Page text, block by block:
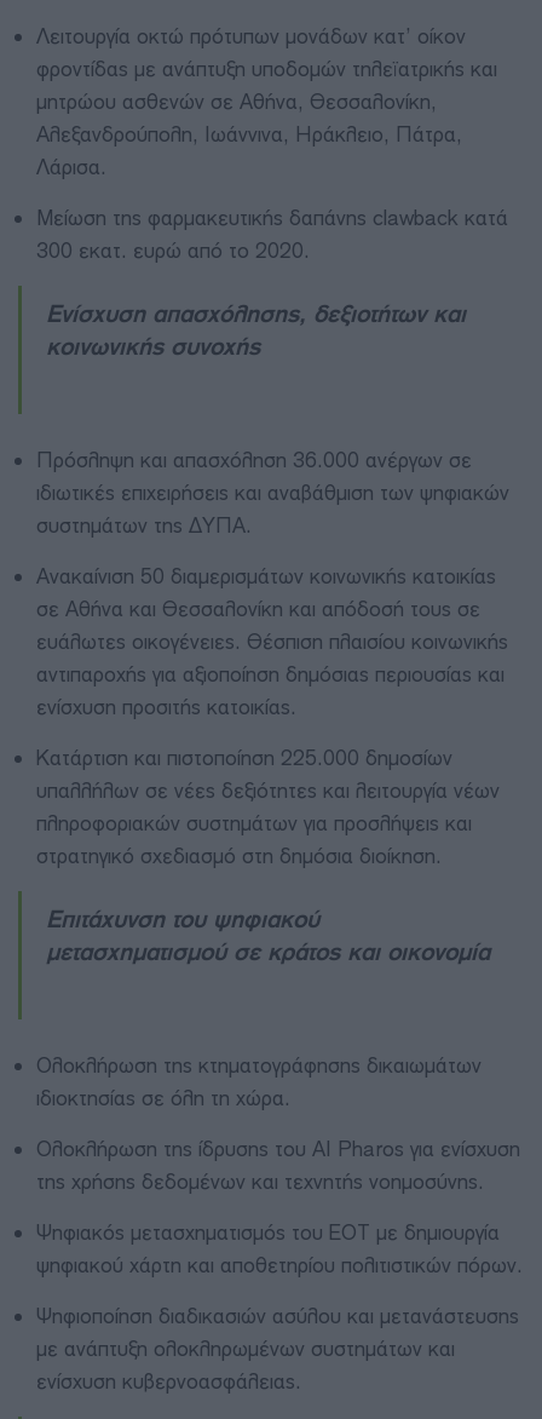
Λειτουργία οκτώ πρότυπων μονάδων κατ’ οίκον
φροντίδας με ανάπτυξη υποδομών τηλεϊατρικής και
μητρώου ασθενών σε Αθήνα, Θεσσαλονίκη,
Αλεξανδρούπολη, Ιωάννινα, Ηράκλειο, Πάτρα,
Λάρισα.
Μείωση της φαρμακευτικής δαπάνης clawback κατά
300 εκατ. ευρώ από το 2020.
Ενίσχυση απασχόλησης, δεξιοτήτων και
κοινωνικής συνοχής
Πρόσληψη και απασχόληση 36.000 ανέργων σε
ιδιωτικές επιχειρήσεις και αναβάθμιση των ψηφιακών
συστημάτων της ΔΥΠΑ.
Ανακαίνιση 50 διαμερισμάτων κοινωνικής κατοικίας
σε Αθήνα και Θεσσαλονίκη και απόδοσή τους σε
ευάλωτες οικογένειες. Θέσπιση πλαισίου κοινωνικής
αντιπαροχής για αξιοποίηση δημόσιας περιουσίας και
ενίσχυση προσιτής κατοικίας.
Κατάρτιση και πιστοποίηση 225.000 δημοσίων
υπαλλήλων σε νέες δεξιότητες και λειτουργία νέων
πληροφοριακών συστημάτων για προσλήψεις και
στρατηγικό σχεδιασμό στη δημόσια διοίκηση.
Επιτάχυνση του ψηφιακού
μετασχηματισμού σε κράτος και οικονομία
Ολοκλήρωση της κτηματογράφησης δικαιωμάτων
ιδιοκτησίας σε όλη τη χώρα.
Ολοκλήρωση της ίδρυσης του AI Pharos για ενίσχυση
της χρήσης δεδομένων και τεχνητής νοημοσύνης.
Ψηφιακός μετασχηματισμός του ΕΟΤ με δημιουργία
ψηφιακού χάρτη και αποθετηρίου πολιτιστικών πόρων.
Ψηφιοποίηση διαδικασιών ασύλου και μετανάστευσης
με ανάπτυξη ολοκληρωμένων συστημάτων και
ενίσχυση κυβερνοασφάλειας.